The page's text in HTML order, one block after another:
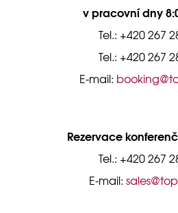
v pracovní dny
Tel.: +420 267
Tel.: +420 267
E-mail:
Rezervace
Tel.: +420 267
E-mail: